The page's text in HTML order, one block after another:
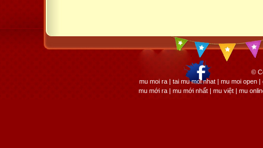
©
mu moi ra | tai mu moi nhat | mu moi open
mu mới ra | mu mới nhất | mu việt | mu